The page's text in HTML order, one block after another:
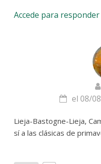
Accede para responder
el 08/
Lieja-Bastogne-Lieja,
sí a las clásicas de